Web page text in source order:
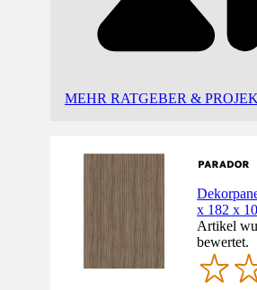
MEHR RATGEBER &
x 182 x
Artikel
bewertet.